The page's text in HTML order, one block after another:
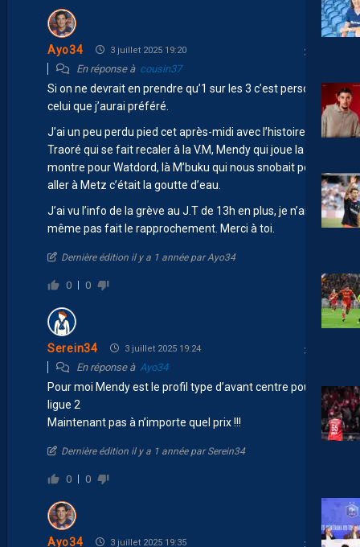
Ayo34 3 juillet 2025 19:20
En réponse à cousin37
Si on ne devrait en prendre qu’1 sur les 3 c’est perso
celui que j’aurai préféré.
J’ai un peu perdu pied cet après-midi avec l’histoire de
Traoré qui se fait recaler à la V.M, Mendy qui joue la
montre pour Watdord, là M’buku qui nous snobait pour
aller à Metz c’était la goutte d’eau.
J’ai vu l’info de la grève au J.T de 13h en plus, je n’ai
même pas fait le rapprochement. Merci à toi.
Dernière édition il y a 1 année par Ayo34
0 0
Serein34 3 juillet 2025 19:24
En réponse à Ayo34
Pour moi Mendy est le profil type d’avant centre pour la
ligue 2
Maintenant pas à n’importe quel prix !!!
Dernière édition il y a 1 année par Serein34
0 0
Ayo34 3 juillet 2025 19:35